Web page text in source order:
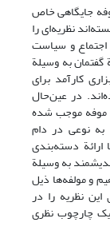
جایگاهی خاص
نظریه‌ای را
و سیاست
گفتمان به وسیلة
کارآمد برای
در عین‌حال
و موفه‌ موجب شده
به نوعی در دام
دسته‌بندی
به‌ وسیلة
و مولفه‌ها ذیل
این نظریه را در
چارچوب نظری